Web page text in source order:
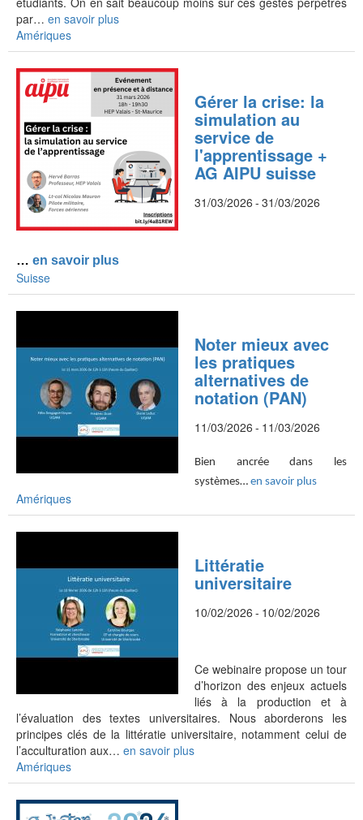
par… en savoir plus
Amériques
Gérer la crise: la
simulation au
service de
l'apprentissage +
AG AIPU suisse
31/03/2026 - 31/03/2026
… en savoir plus
Suisse
Noter mieux avec
les pratiques
alternatives de
notation (PAN)
11/03/2026 - 11/03/2026
Bien ancrée dans les
systèmes… en savoir plus
Amériques
Littératie
universitaire
10/02/2026 - 10/02/2026
Ce webinaire propose un tour
d’horizon des enjeux actuels
liés à la production et à
l’évaluation des textes universitaires. Nous aborderons les
principes clés de la littératie universitaire, notamment celui de
l’acculturation aux… en savoir plus
Amériques